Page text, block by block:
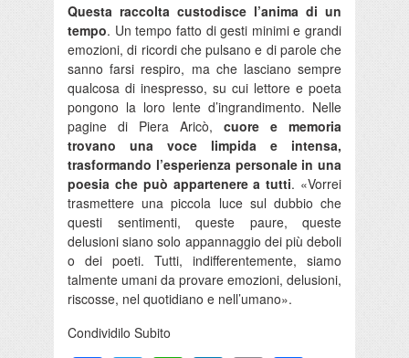
Questa raccolta custodisce l’anima di un
tempo. Un tempo fatto di gesti minimi e grandi
emozioni, di ricordi che pulsano e di parole che
sanno farsi respiro, ma che lasciano sempre
qualcosa di inespresso, su cui lettore e poeta
pongono la loro lente d’ingrandimento. Nelle
pagine di Piera Aricò, cuore e memoria
trovano una voce limpida e intensa,
trasformando l’esperienza personale in una
poesia che può appartenere a tutti. «Vorrei
trasmettere una piccola luce sul dubbio che
questi sentimenti, queste paure, queste
delusioni siano solo appannaggio dei più deboli
o dei poeti. Tutti, indifferentemente, siamo
talmente umani da provare emozioni, delusioni,
riscosse, nel quotidiano e nell’umano».
Condividilo Subito